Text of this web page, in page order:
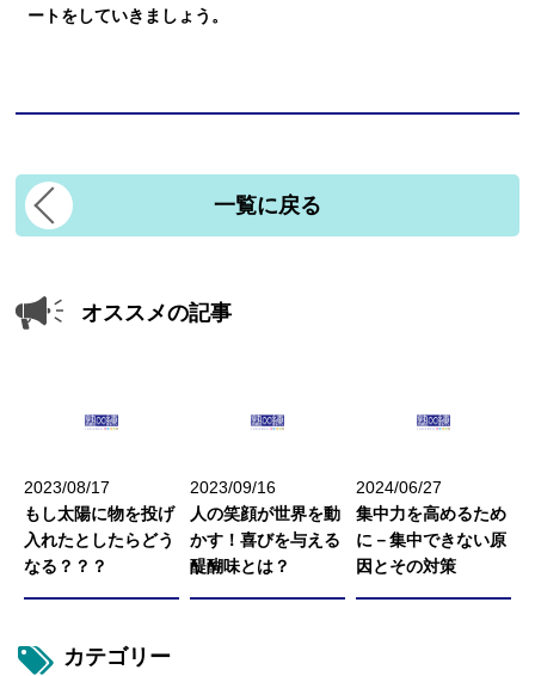
ートをしていきましょう。
一覧に戻る
オススメの記事
2023/08/17
もし太陽に物を投げ
入れたとしたらどう
なる？？？
2023/09/16
人の笑顔が世界を動
かす！喜びを与える
醍醐味とは？
2024/06/27
集中力を高めるため
に－集中できない原
因とその対策
カテゴリー